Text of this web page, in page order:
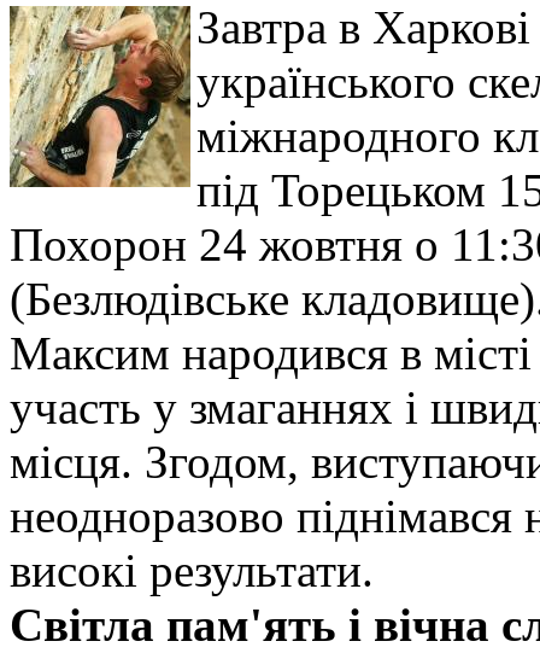
Завтра в
українського
міжнародного
під Торецьком
Похорон 24 жовтня о
(Безлюдівське
Максим народився в
участь у змаганнях і
місця. Згодом,
неодноразово
високі результати.
Світла пам'ять і вічна